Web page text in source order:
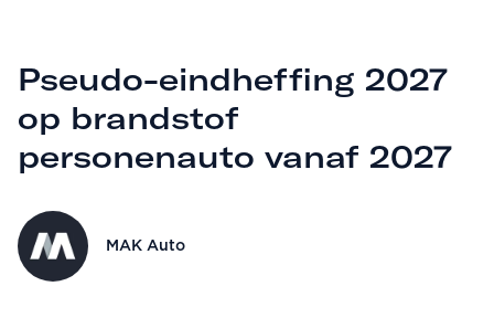
Pseudo-eindheffing 2027
op brandstof
personenauto vanaf 2027
MAK Auto